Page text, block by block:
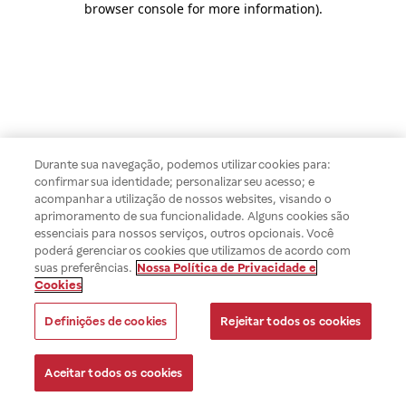
browser console for more information).
Durante sua navegação, podemos utilizar cookies para:
confirmar sua identidade; personalizar seu acesso; e
acompanhar a utilização de nossos websites, visando o
aprimoramento de sua funcionalidade. Alguns cookies são
essenciais para nossos serviços, outros opcionais. Você
poderá gerenciar os cookies que utilizamos de acordo com
suas preferências. Nossa Política de Privacidade e
Cookies
Definições de cookies Rejeitar todos os cookies
Aceitar todos os cookies